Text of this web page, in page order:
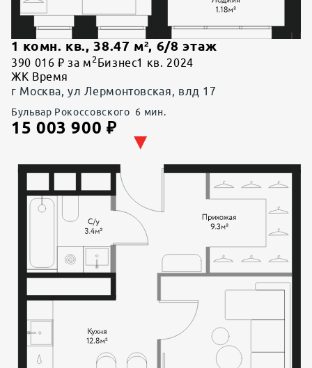
1 комн. кв., 38.47 м², 6/8 этаж
390 016 ₽ за м 2 Бизнес1 кв. 2024
ЖК Время
г Москва, ул Лермонтовская, влд 17
Бульвар Рокоссовского 6 мин.
15 003 900 ₽